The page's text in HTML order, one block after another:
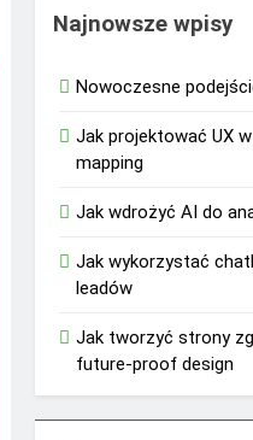
Najnowsze wpisy
Nowoczesne
Jak projektować UX
mapping
Jak wdrożyć AI do
Jak wykorzystać
leadów
Jak tworzyć strony
future-proof design